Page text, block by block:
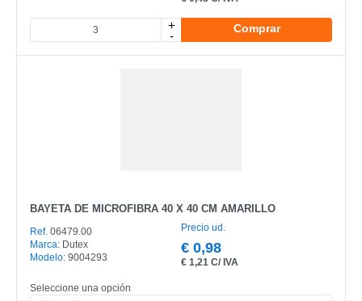
limpieza eficientes.
+
-
Comprar
BAYETA DE MICROFIBRA 40 X 40 CM AMARILLO
Ref. 06479.00
Marca: Dutex
Modelo: 9004293
Precio ud.
€ 0,98
€ 1,21 C/ IVA
Seleccione una opción